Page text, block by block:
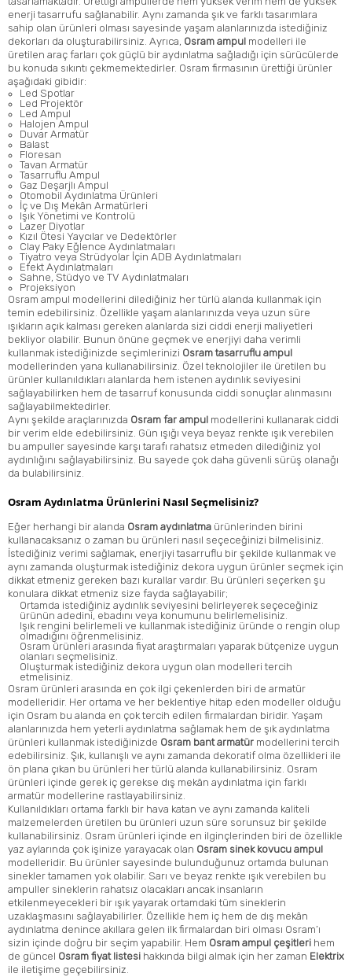
enerji tasarrufu sağlanabilir. Aynı zamanda şık ve farklı tasarımlara
sahip olan ürünleri olması sayesinde yaşam alanlarınızda istediğiniz
dekorları da oluşturabilirsiniz. Ayrıca, Osram ampul modelleri ile
üretilen araç farları çok güçlü bir aydınlatma sağladığı için sürücülerde
bu konuda sıkıntı çekmemektedirler. Osram firmasının ürettiği ürünler
aşağıdaki gibidir:
Led Spotlar
Led Projektör
Led Ampul
Halojen Ampul
Duvar Armatür
Balast
Floresan
Tavan Armatür
Tasarruflu Ampul
Gaz Deşarjlı Ampul
Otomobil Aydınlatma Ürünleri
İç ve Dış Mekân Armatürleri
Işık Yönetimi ve Kontrolü
Lazer Diyotlar
Kızıl Ötesi Yaycılar ve Dedektörler
Clay Paky Eğlence Aydınlatmaları
Tiyatro veya Strüdyolar İçin ADB Aydınlatmaları
Efekt Aydınlatmaları
Sahne, Stüdyo ve TV Aydınlatmaları
Projeksiyon
Osram ampul modellerini dilediğiniz her türlü alanda kullanmak için
temin edebilirsiniz. Özellikle yaşam alanlarınızda veya uzun süre
ışıkların açık kalması gereken alanlarda sizi ciddi enerji maliyetleri
bekliyor olabilir. Bunun önüne geçmek ve enerjiyi daha verimli
kullanmak istediğinizde seçimlerinizi Osram tasarruflu ampul
modellerinden yana kullanabilirsiniz. Özel teknolojiler ile üretilen bu
ürünler kullanıldıkları alanlarda hem istenen aydınlık seviyesini
sağlayabilirken hem de tasarruf konusunda ciddi sonuçlar alınmasını
sağlayabilmektedirler.
Aynı şekilde araçlarınızda Osram far ampul modellerini kullanarak ciddi
bir verim elde edebilirsiniz. Gün ışığı veya beyaz renkte ışık verebilen
bu ampuller sayesinde karşı tarafı rahatsız etmeden dilediğiniz yol
aydınlığını sağlayabilirsiniz. Bu sayede çok daha güvenli sürüş olanağı
da bulabilirsiniz.
Osram Aydınlatma Ürünlerini Nasıl Seçmelisiniz?
Eğer herhangi bir alanda Osram aydınlatma ürünlerinden birini
kullanacaksanız o zaman bu ürünleri nasıl seçeceğinizi bilmelisiniz.
İstediğiniz verimi sağlamak, enerjiyi tasarruflu bir şekilde kullanmak ve
aynı zamanda oluşturmak istediğiniz dekora uygun ürünler seçmek için
dikkat etmeniz gereken bazı kurallar vardır. Bu ürünleri seçerken şu
konulara dikkat etmeniz size fayda sağlayabilir;
Ortamda istediğiniz aydınlık seviyesini belirleyerek seçeceğiniz
ürünün adedini, ebadını veya konumunu belirlemelisiniz.
Işık rengini belirlemeli ve kullanmak istediğiniz üründe o rengin olup
olmadığını öğrenmelisiniz.
Osram ürünleri arasında fiyat araştırmaları yaparak bütçenize uygun
olanları seçmelisiniz.
Oluşturmak istediğiniz dekora uygun olan modelleri tercih
etmelisiniz.
Osram ürünleri arasında en çok ilgi çekenlerden biri de armatür
modelleridir. Her ortama ve her beklentiye hitap eden modeller olduğu
için Osram bu alanda en çok tercih edilen firmalardan biridir. Yaşam
alanlarınızda hem yeterli aydınlatma sağlamak hem de şık aydınlatma
ürünleri kullanmak istediğinizde Osram bant armatür modellerini tercih
edebilirsiniz. Şık, kullanışlı ve aynı zamanda dekoratif olma özellikleri ile
ön plana çıkan bu ürünleri her türlü alanda kullanabilirsiniz. Osram
ürünleri içinde gerek iç gerekse dış mekân aydınlatma için farklı
armatür modellerine rastlayabilirsiniz.
Kullanıldıkları ortama farklı bir hava katan ve aynı zamanda kaliteli
malzemelerden üretilen bu ürünleri uzun süre sorunsuz bir şekilde
kullanabilirsiniz. Osram ürünleri içinde en ilginçlerinden biri de özellikle
yaz aylarında çok işinize yarayacak olan Osram sinek kovucu ampul
modelleridir. Bu ürünler sayesinde bulunduğunuz ortamda bulunan
sinekler tamamen yok olabilir. Sarı ve beyaz renkte ışık verebilen bu
ampuller sineklerin rahatsız olacakları ancak insanların
etkilenmeyecekleri bir ışık yayarak ortamdaki tüm sineklerin
uzaklaşmasını sağlayabilirler. Özellikle hem iç hem de dış mekân
aydınlatma denince akıllara gelen ilk firmalardan biri olması Osram’ı
sizin içinde doğru bir seçim yapabilir. Hem Osram ampul çeşitleri hem
de güncel Osram fiyat listesi hakkında bilgi almak için her zaman Elektrix
ile iletişime geçebilirsiniz.